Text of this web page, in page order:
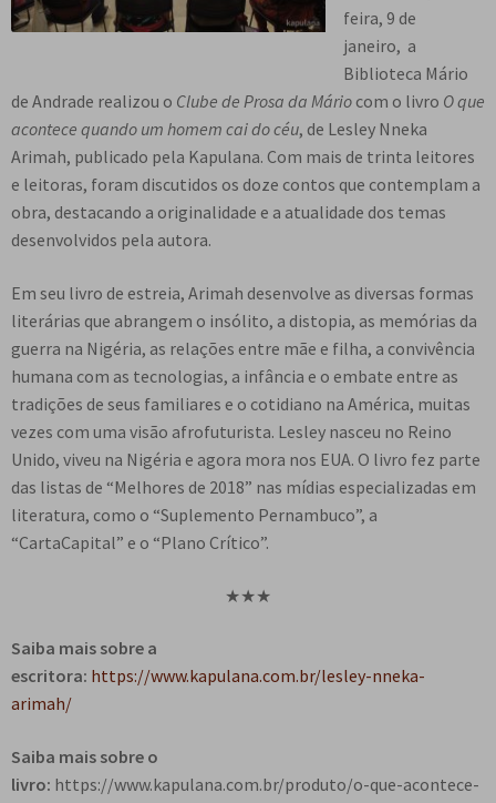
e
n
t
e
feira, 9 de
janeiro, a
Biblioteca Mário
de Andrade realizou o Clube de Prosa da Mário com o livro O que
acontece quando um homem cai do céu, de Lesley Nneka
Arimah, publicado pela Kapulana. Com mais de trinta leitores
e leitoras, foram discutidos os doze contos que contemplam a
obra, destacando a originalidade e a atualidade dos temas
desenvolvidos pela autora.
Em seu livro de estreia, Arimah desenvolve as diversas formas
literárias que abrangem o insólito, a distopia, as memórias da
guerra na Nigéria, as relações entre mãe e filha, a convivência
humana com as tecnologias, a infância e o embate entre as
tradições de seus familiares e o cotidiano na América, muitas
vezes com uma visão afrofuturista. Lesley nasceu no Reino
Unido, viveu na Nigéria e agora mora nos EUA. O livro fez parte
das listas de “Melhores de 2018” nas mídias especializadas em
literatura, como o “Suplemento Pernambuco”, a
“CartaCapital” e o “Plano Crítico”.
★★★
Saiba mais sobre a
escritora: https://www.kapulana.com.br/lesley-nneka-
arimah/
Saiba mais sobre o
livro: https://www.kapulana.com.br/produto/o-que-acontece-